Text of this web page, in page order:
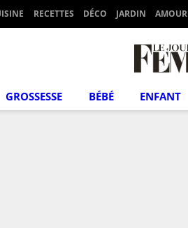
RECETTES DÉCO JARDIN AMOUR
GROSSESSE BÉBÉ ENFANT